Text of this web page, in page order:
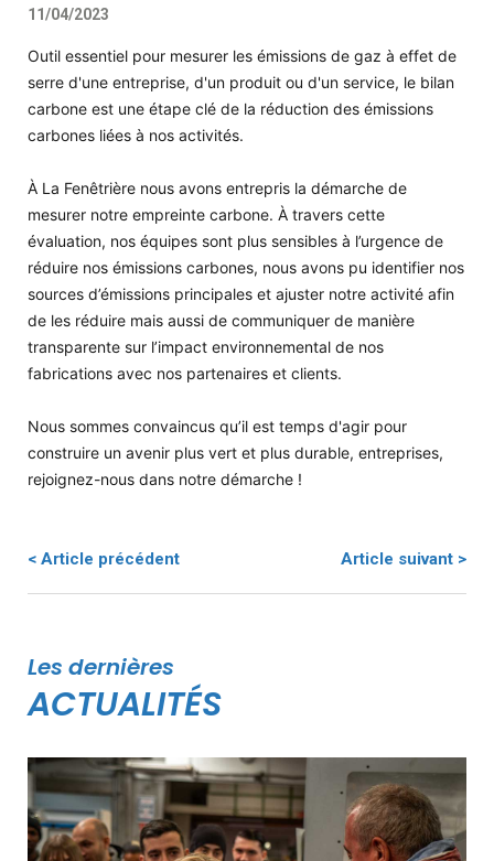
11/04/2023
Outil essentiel pour mesurer les émissions de gaz à effet de
serre d'une entreprise, d'un produit ou d'un service, le bilan
carbone est une étape clé de la réduction des émissions
carbones liées à nos activités.
À La Fenêtrière nous avons entrepris la démarche de
mesurer notre empreinte carbone. À travers cette
évaluation, nos équipes sont plus sensibles à l’urgence de
réduire nos émissions carbones, nous avons pu identifier nos
sources d’émissions principales et ajuster notre activité afin
de les réduire mais aussi de communiquer de manière
transparente sur l’impact environnemental de nos
fabrications avec nos partenaires et clients.
Nous sommes convaincus qu’il est temps d'agir pour
construire un avenir plus vert et plus durable, entreprises,
rejoignez-nous dans notre démarche !
< Article précédent Article suivant >
Les dernières
ACTUALITÉS